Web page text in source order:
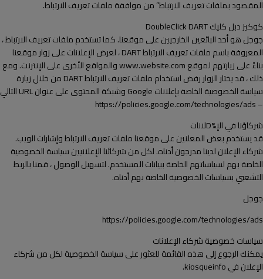
المقصود بملفات تعريف الارتباط” من موافقة ملفات تعريف الارتباط.
كوكيز دبل كليك DoubleClick DART
جوجل هو أحد البائعين الخارجيين على موقعنا. كما تستخدم ملفات تعريف الارتباط ،
المعروفة باسم ملفات تعريف الارتباط DART ، لعرض الإعلانات على زوار موقعنا
بناءً على زيارتهم لموقع www.website.com والمواقع الأخرى على الإنترنت. ومع
ذلك ، قد يختار الزوار رفض استخدام ملفات تعريف الارتباط DART من خلال زيارة
سياسة الخصوصية الخاصة بإعلانات Google وشبكة المحتوى على عنوان URL التالي
– https://policies.google.com/technologies/ads
شركاؤنا في الإ%Dلانات
قد يستخدم بعض المعلنين على موقعنا ملفات تعريف الارتباط وإشارات الويب.
شركاء الإعلان لدينا مدرجون أدناه. لكل من شركائنا الإعلانيين سياسة الخصوصية
الخاصة بهم لسياساتهم الخاصة ببيانات المستخدم. لتسهيل الوصول ، قمنا بالربط
التشعبي بسياسات الخصوصية الخاصة بهم أدناه.
جوجل
https://policies.google.com/technologies/ads
سياسات خصوصية شركاء الإعلانات
يمكنك الرجوع إلى هذه القائمة للعثور على سياسة الخصوصية لكل من شركاء
الإعلان في kiosqueinfo.